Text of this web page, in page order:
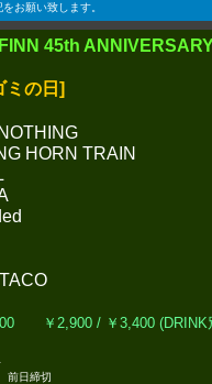
をお願い致します。
45th
ミの日]
HORN TRAIN
￥2,900 / ￥3,400 (DRINK
前日締切